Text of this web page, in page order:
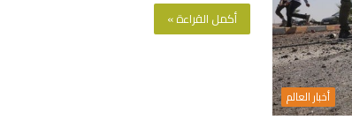
أخبار العالم
أكمل القراءة »